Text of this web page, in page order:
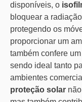
disponíveis, o
bloquear a
protegendo os
proporcionar um
também confere
sendo ideal tanto
ambientes
proteção solar